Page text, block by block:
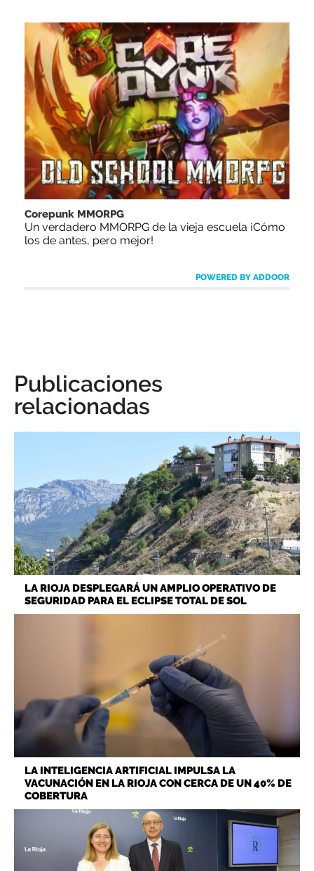
Corepunk MMORPG
Un verdadero MMORPG de la vieja escuela ¡Cómo
los de antes, pero mejor!
POWERED BY ADDOOR
Publicaciones
relacionadas
LA RIOJA DESPLEGARÁ UN AMPLIO OPERATIVO DE
SEGURIDAD PARA EL ECLIPSE TOTAL DE SOL
LA INTELIGENCIA ARTIFICIAL IMPULSA LA
VACUNACIÓN EN LA RIOJA CON CERCA DE UN 40% DE
COBERTURA